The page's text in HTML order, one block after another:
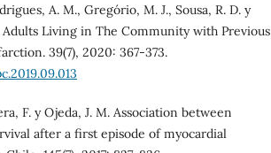
A. M., Gregório, M. J., Sousa, R. D. y
Living in The Community with Previous
39(7), 2020: 367-373.
F. y Ojeda, J. M. Association between
after a first episode of myocardial